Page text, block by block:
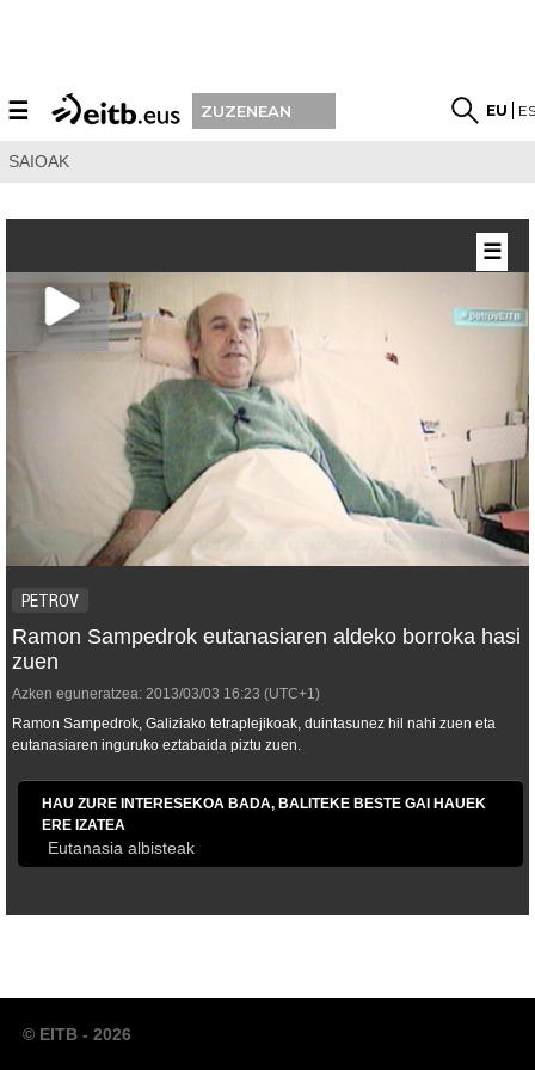
☰ ZUZENEAN EU
SAIOAK
PETROV
Ramon Sampedrok eutanasiaren aldeko borroka hasi
zuen
Azken eguneratzea: 2013/03/03 16:23 (UTC+1)
Ramon Sampedrok, Galiziako tetraplejikoak, duintasunez hil nahi zuen eta
eutanasiaren inguruko eztabaida piztu zuen.
HAU ZURE INTERESEKOA BADA, BALITEKE BESTE GAI HAUEK
ERE IZATEA
Eutanasia albisteak
☰
© EITB - 2026